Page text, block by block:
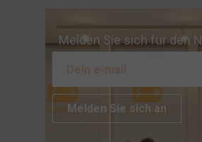
Melden Sie sich für den
an
Melden Sie sich an